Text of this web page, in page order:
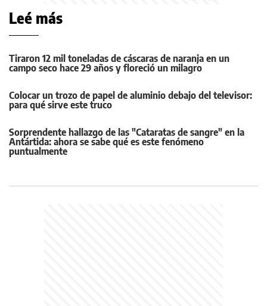
Leé más
Tiraron 12 mil toneladas de cáscaras de naranja en un
campo seco hace 29 años y floreció un milagro
Colocar un trozo de papel de aluminio debajo del televisor:
para qué sirve este truco
Sorprendente hallazgo de las "Cataratas de sangre" en la
Antártida: ahora se sabe qué es este fenómeno
puntualmente